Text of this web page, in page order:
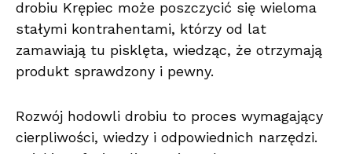
drobiu Krępiec może poszczycić się wieloma
stałymi kontrahentami, którzy od lat
zamawiają tu pisklęta, wiedząc, że otrzymają
produkt sprawdzony i pewny.
Rozwój hodowli drobiu to proces wymagający
cierpliwości, wiedzy i odpowiednich narzędzi.